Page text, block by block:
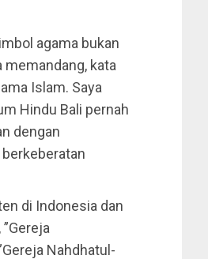
agama bukan
memandang, kata
Islam. Saya
Hindu Bali pernah
dengan
di Indonesia dan
Nahdhatul-